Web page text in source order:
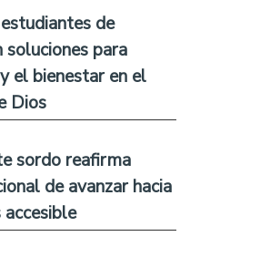
de
para
el bienestar en el
Dios
sordo reafirma
de avanzar hacia
accesible